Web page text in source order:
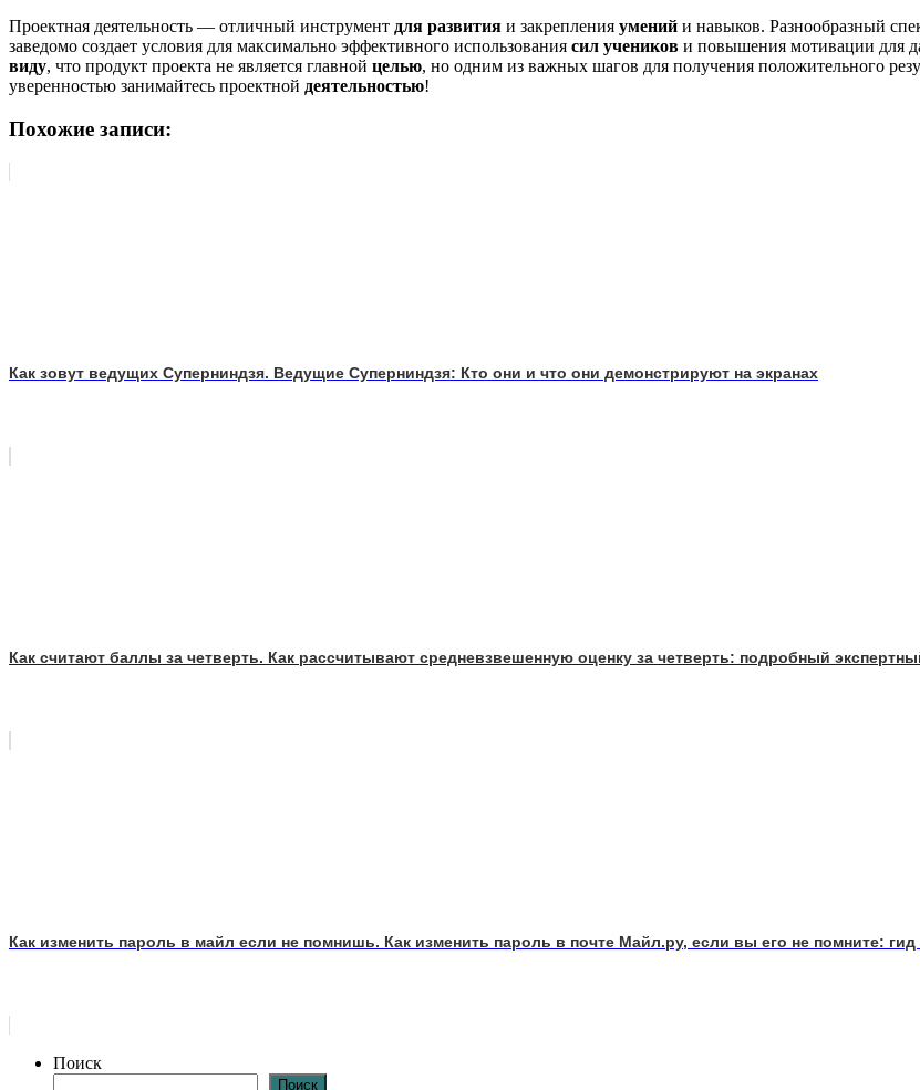
Проектная деятельность — отличный инструмент для развития и закрепления умений и навыков. Разнообразный
заведомо создает условия для максимально эффективного использования сил учеников и повышения мотивации для
виду, что продукт проекта не является главной целью, но одним из важных шагов для получения положительного
уверенностью занимайтесь проектной деятельностью!
Похожие записи:
Как зовут ведущих Суперниндзя. Ведущие Суперниндзя: Кто они и что они демонстрируют на экранах
Как считают баллы за четверть. Как рассчитывают средневзвешенную оценку за четверть: подробный
Как изменить пароль в майл если не помнишь. Как изменить пароль в почте Майл.ру, если вы его не помните:
Поиск
Поиск